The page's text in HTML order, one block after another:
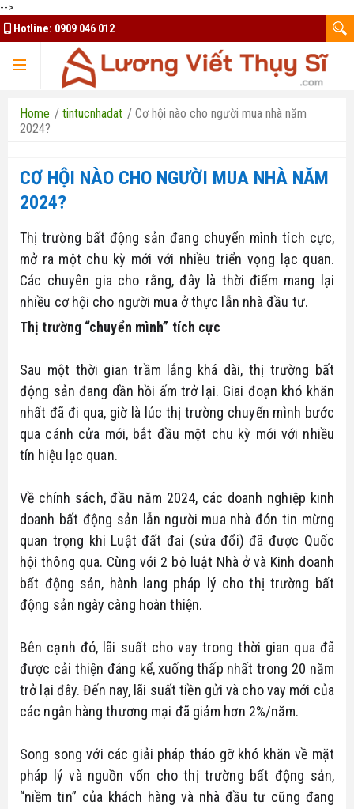
-->
Hotline: 0909 046 012
TRANG CHỦ
TQK Group
Kim Oanh Group
Đất nền Bình Phước
Đất nền Bảo Lộc
Đất nền Long An
Đất nền Tây Ninh
Căn hộ - nhà phố
Tổng hợp dự án
Mua bán ký gửi
Thuê nhà - căn hộ
Bất Động Sản HCM
Thiết kế website
Bike
Hô trợ tài chính
Nhà ở xã hội Bình Dương
Thông tin quy hoạch
Biểu mẫu luật
Tin tức nhà đất
Thủ thuật
Tuyển dụng
Ủng hộ
Home / tintucnhadat / Cơ hội nào cho người mua nhà năm
2024?
CƠ HỘI NÀO CHO NGƯỜI MUA NHÀ NĂM
2024?
Thị trường bất động sản đang chuyển mình tích cực,
mở ra một chu kỳ mới với nhiều triển vọng lạc quan.
Các chuyên gia cho rằng, đây là thời điểm mang lại
nhiều cơ hội cho người mua ở thực lẫn nhà đầu tư.
Thị trường “chuyển mình” tích cực
Sau một thời gian trầm lắng khá dài, thị trường bất
động sản đang dần hồi ấm trở lại. Giai đoạn khó khăn
nhất đã đi qua, giờ là lúc thị trường chuyển mình bước
qua cánh cửa mới, bắt đầu một chu kỳ mới với nhiều
tín hiệu lạc quan.
Về chính sách, đầu năm 2024, các doanh nghiệp kinh
doanh bất động sản lẫn người mua nhà đón tin mừng
quan trọng khi Luật đất đai (sửa đổi) đã được Quốc
hội thông qua. Cùng với 2 bộ luật Nhà ở và Kinh doanh
bất động sản, hành lang pháp lý cho thị trường bất
động sản ngày càng hoàn thiện.
Bên cạnh đó, lãi suất cho vay trong thời gian qua đã
được cải thiện đáng kể, xuống thấp nhất trong 20 năm
trở lại đây. Đến nay, lãi suất tiền gửi và cho vay mới của
các ngân hàng thương mại đã giảm hơn 2%/năm.
Song song với các giải pháp tháo gỡ khó khăn về mặt
pháp lý và nguồn vốn cho thị trường bất động sản,
“niềm tin” của khách hàng và nhà đầu tư cũng đang